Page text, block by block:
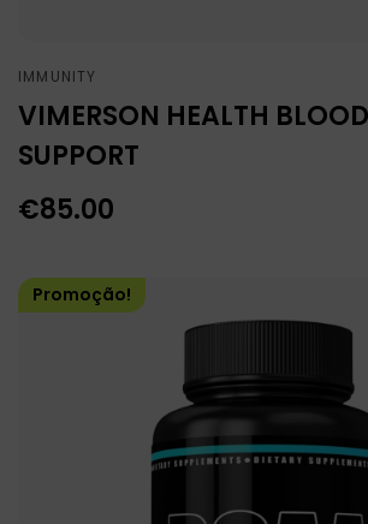
IMMUNITY
VIMERSON HEALTH
SUPPORT
€85.00
Promoção!